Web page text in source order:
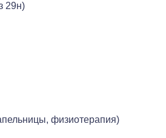
29н)
физиотерапия)